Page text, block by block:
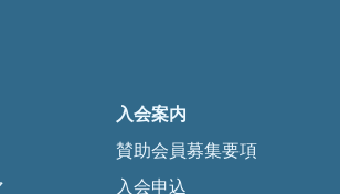
入会案内
賛助会員募集要項
入会申込